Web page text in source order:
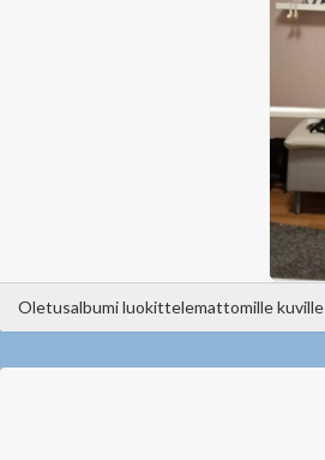
Oletusalbumi luokittelemattomille kuville